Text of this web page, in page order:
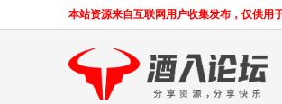
本站资源来自互联网用户收集发布，仅供用